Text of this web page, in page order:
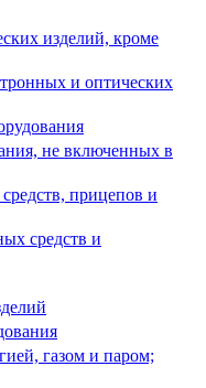
изделий, кроме
и оптических
не включенных в
прицепов и
средств и
газом и паром;